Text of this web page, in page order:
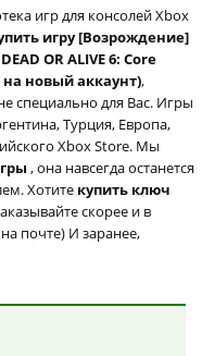
игр для консолей Xbox
игру [Возрождение]
OR ALIVE 6: Core
на новый аккаунт),
специально для Вас. Игры
Турция, Европа,
Xbox Store. Мы
, она навсегда останется
Хотите купить ключ
скорее и в
почте) И заранее,